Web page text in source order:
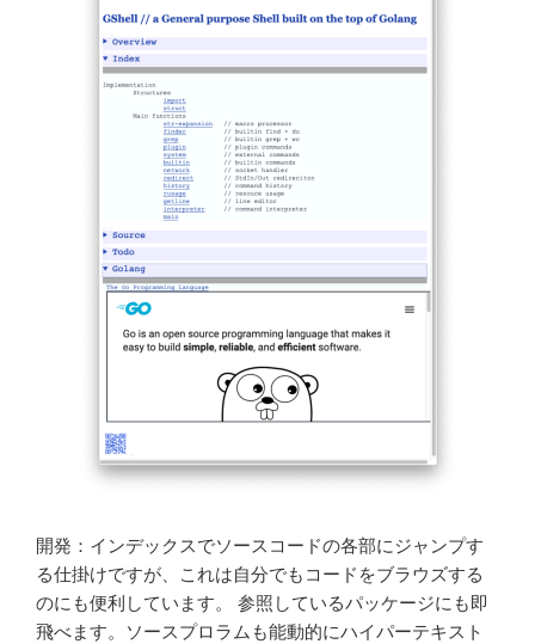
開発：インデックスでソースコードの各部にジャンプす
る仕掛けですが、これは自分でもコードをブラウズする
のにも便利しています。 参照しているパッケージにも即
飛べます。ソースプロラムも能動的にハイパーテキスト